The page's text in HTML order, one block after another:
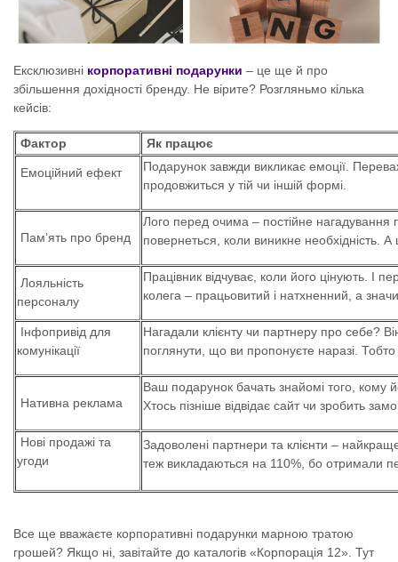
Ексклюзивні корпоративні подарунки – це ще й про
збільшення дохідності бренду. Не вірите? Розгляньмо кілька
кейсів:
Фактор Як працює
Емоційний ефект
Подарунок завжди викликає емоції.
продовжиться у тій чи іншій формі.
Пам’ять про бренд
Лого перед очима – постійне нагадування
повернеться, коли виникне необхідність.
Лояльність
персоналу
Працівник відчуває, коли його цінують. І
колега – працьовитий і натхненний, а
Інфопривід для
комунікації
Нагадали клієнту чи партнеру про себе?
поглянути, що ви пропонуєте наразі. Тобто
Нативна реклама
Ваш подарунок бачать знайомі того, кому
Хтось пізніше відвідає сайт чи зробить
Нові продажі та
угоди
Задоволені партнери та клієнти –
теж викладаються на 110%, бо отримали
Все ще вважаєте корпоративні подарунки марною тратою
грошей? Якщо ні, завітайте до каталогів «Корпорація 12». Тут